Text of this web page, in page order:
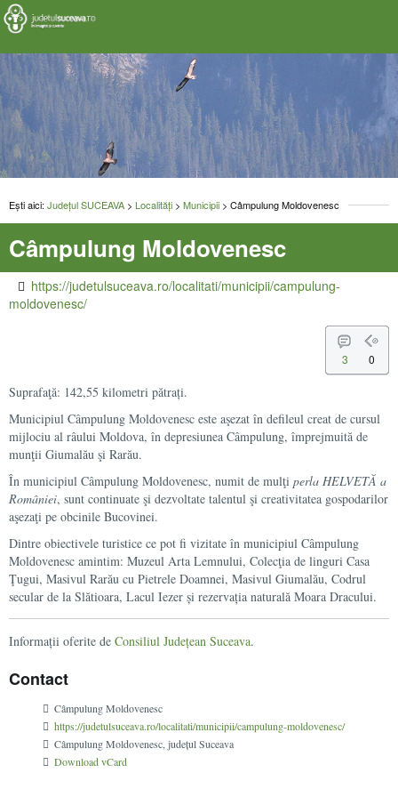
Ești aici: Județul SUCEAVA > Localități > Municipii > Câmpulung Moldovenesc
Câmpulung Moldovenesc
https://judetulsuceava.ro/localitati/municipii/campulung-
moldovenesc/
3 0
Suprafaţă: 142,55 kilometri pătrați.
Municipiul Câmpulung Moldovenesc este aşezat în defileul creat de cursul
mijlociu al râului Moldova, în depresiunea Câmpulung, împrejmuită de
munţii Giumalău şi Rarău.
În municipiul Câmpulung Moldovenesc, numit de mulţi perla HELVETĂ a
României, sunt continuate şi dezvoltate talentul şi creativitatea gospodarilor
aşezaţi pe obcinile Bucovinei.
Dintre obiectivele turistice ce pot fi vizitate în municipiul Câmpulung
Moldovenesc amintim: Muzeul Arta Lemnului, Colecţia de linguri Casa
Ţugui, Masivul Rarău cu Pietrele Doamnei, Masivul Giumalău, Codrul
secular de la Slătioara, Lacul Iezer și rezervația naturală Moara Dracului.
Informații oferite de Consiliul Județean Suceava.
Contact
Câmpulung Moldovenesc
https://judetulsuceava.ro/localitati/municipii/campulung-moldovenesc/
Câmpulung Moldovenesc , județul Suceava
Download vCard